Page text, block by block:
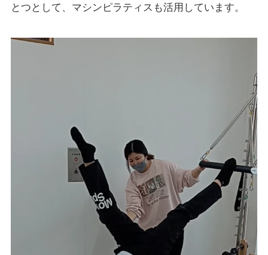
とつとして、マシンピラティスも活用しています。